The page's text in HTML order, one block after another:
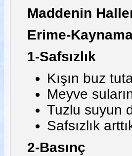
Maddenin
Erime-
1-Safsızlık
Kışın buz
Meyve
Tuzlu suyun
Safsızlık
2-Basınç